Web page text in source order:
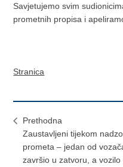
Savjetujemo svim
prometnih propisa i
Stranica
Prethodna
Zaustavljeni tijekom
prometa – jedan od
završio u zatvoru, a vozilo